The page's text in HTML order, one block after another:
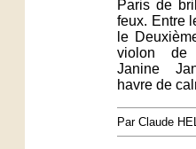
Paris de
feux. Entre
le
violon de
Janine
havre de
Par Claude